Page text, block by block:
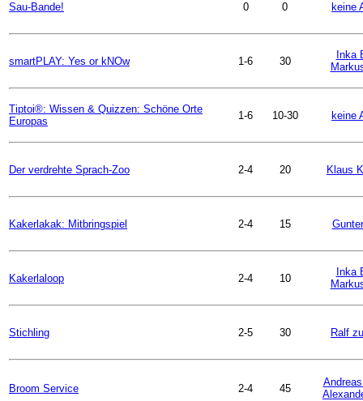
Sau-Bande! 0 0 keine
smartPLAY: Yes or kNOw 1-6 30
Inka
Tiptoi®: Wissen & Quizzen: Schöne Orte
Europas
1-6 10-30 keine
Der verdrehte Sprach-Zoo 2-4 20 Klaus
Kakerlakak: Mitbringspiel 2-4 15
Kakerlaloop 2-4 10
Inka
Stichling 2-5 30 Ralf
Broom Service 2-4 45